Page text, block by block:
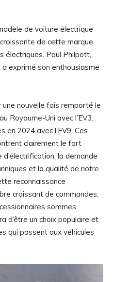
de voiture électrique
de cette marque
électriques. Paul Philpott,
exprimé son enthousiasme
une nouvelle fois remporté le
Royaume-Uni avec l’EV3.
en 2024 avec l’EV9. Ces
clairement le fort
la demande
et la qualité de notre
reconnaissance
croissant de commandes,
sommes
d’être un choix populaire et
qui passent aux véhicules